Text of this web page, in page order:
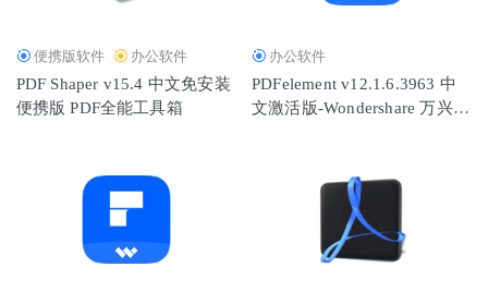
便携版软件 办公软件
PDF Shaper v15.4 中文免安装
便携版 PDF全能工具箱
办公软件
PDFelement v12.1.6.3963 中
文激活版-Wondershare 万兴